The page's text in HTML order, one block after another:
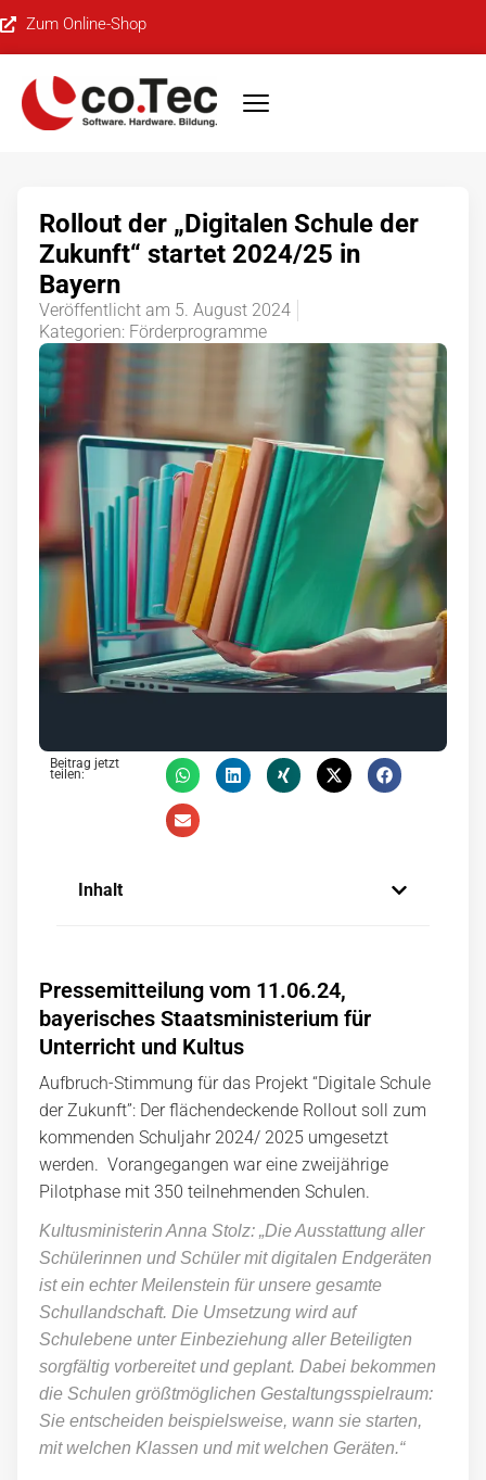
Zum Online-Shop
Rollout der „Digitalen Schule der
Zukunft“ startet 2024/25 in
Bayern
Veröffentlicht am 5. August 2024
Kategorien: Förderprogramme
Beitrag jetzt
teilen:
Inhalt
Pressemitteilung vom 11.06.24,
bayerisches Staatsministerium für
Unterricht und Kultus
Aufbruch-Stimmung für das Projekt “Digitale Schule
der Zukunft”: Der flächendeckende Rollout soll zum
kommenden Schuljahr 2024/ 2025 umgesetzt
werden. Vorangegangen war eine zweijährige
Pilotphase mit 350 teilnehmenden Schulen.
Kultusministerin Anna Stolz: „Die Ausstattung aller
Schülerinnen und Schüler mit digitalen Endgeräten
ist ein echter Meilenstein für unsere gesamte
Schullandschaft. Die Umsetzung wird auf
Schulebene unter Einbeziehung aller Beteiligten
sorgfältig vorbereitet und geplant. Dabei bekommen
die Schulen größtmöglichen Gestaltungsspielraum:
Sie entscheiden beispielsweise, wann sie starten,
mit welchen Klassen und mit welchen Geräten.“